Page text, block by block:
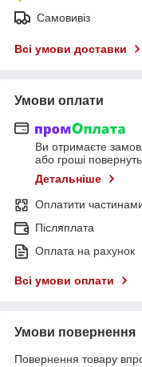
Самовивіз
Всі умови доставки
Умови оплати
Ви отримаєте
або гроші
Детальніше
Оплатити
Післяплата
Оплата на рахунок
Всі умови оплати
Умови повернення
Повернення товару